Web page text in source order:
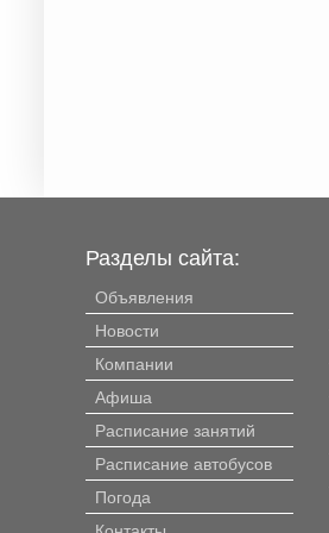
Разделы сайта:
Объявления
Новости
Компании
Афиша
Расписание занятий
Расписание автобусов
Погода